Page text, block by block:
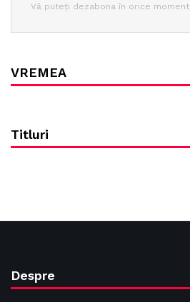
Vă puteți dezabona în orice moment
VREMEA
Titluri
Despre